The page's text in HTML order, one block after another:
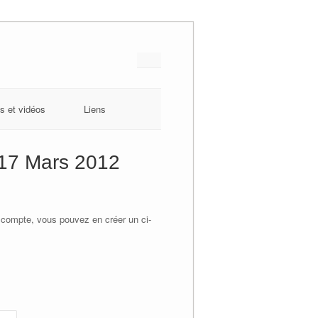
et vidéos Liens
Mars 2012
vous pouvez en créer un ci-